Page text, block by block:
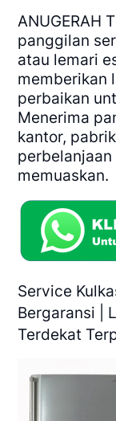
ANUGERAH
panggilan
atau lemari
memberikan
perbaikan
Menerima
kantor,
memuaskan.
Service
Bergaransi |
Terdekat